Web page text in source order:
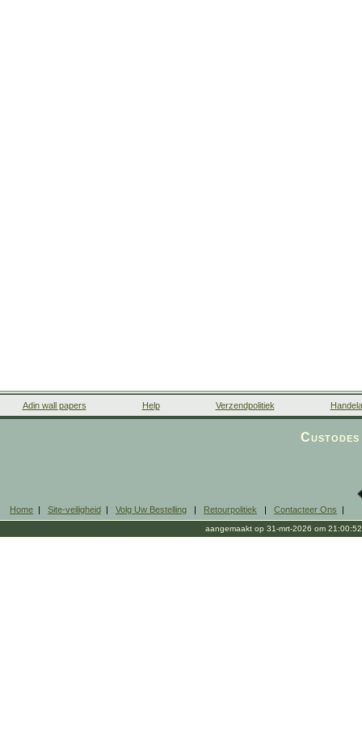
Adin wall papers Help Verzendpolitiek
Home | Site-veiligheid | Volg Uw Bestelling | Retourpolitiek | Contacteer Ons |
aangemaakt op 31-mrt-2026 om